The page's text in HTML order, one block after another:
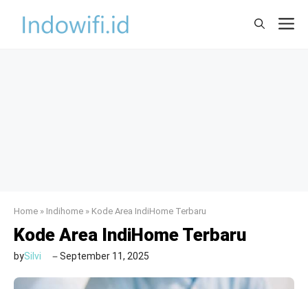
Home » Indihome » Kode Area IndiHome Terbaru
Kode Area IndiHome Terbaru
bySilvi September 11, 2025